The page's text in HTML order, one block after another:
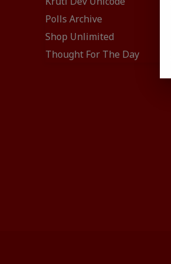
Kruti Dev Unicode
Polls Archive
Shop Unlimited
Thought For The Day